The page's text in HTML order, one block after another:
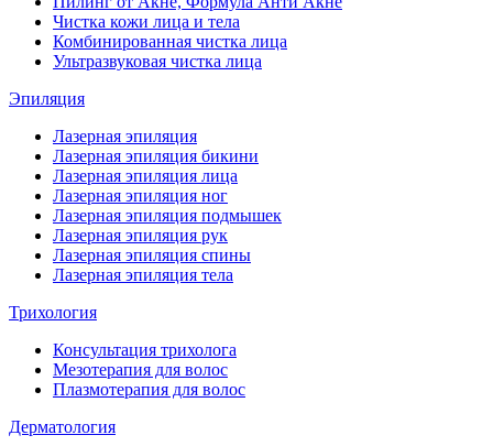
Чистка кожи лица и тела
Комбинированная чистка лица
Ультразвуковая чистка лица
Эпиляция
Лазерная эпиляция
Лазерная эпиляция бикини
Лазерная эпиляция лица
Лазерная эпиляция ног
Лазерная эпиляция подмышек
Лазерная эпиляция рук
Лазерная эпиляция спины
Лазерная эпиляция тела
Трихология
Консультация трихолога
Мезотерапия для волос
Плазмотерапия для волос
Дерматология